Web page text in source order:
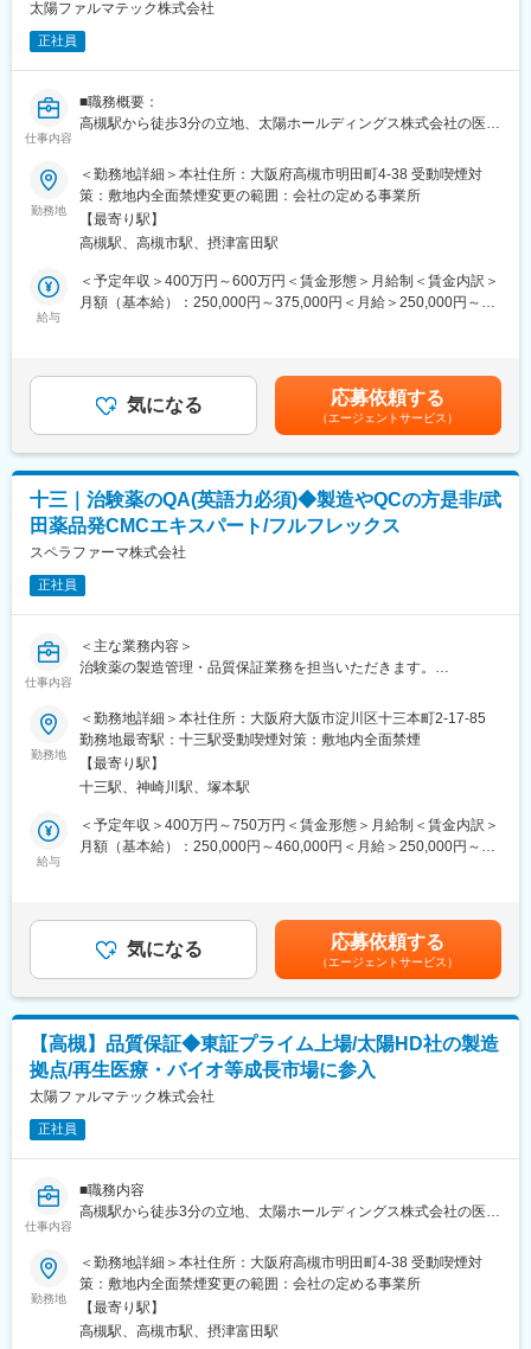
いたします。
【募集背景】
事業拡大にともなう増員。
従来の開発業務の受託業務に加え、今後、商用製造の受託業務を
本格化させるため、中核となる営業担当を募集します。
顧客の課題を直接ヒアリングし、社内の技術部門と連携して提案
を行う営業となります。
低分子医薬品の開発から商用生産において、合成、製剤、分析業
務の広範囲の業務を担っていただきますので、より多くの医薬品
る環境となります。
のCMCエキスパートです。フレキシブルな働き方が可能です。年
間休日126日、フレックスタイム制、充実した福利厚生など、働
きやすい環境が整っています。また、グローバルな顧客対応や試
験プロジェクトへの参加を通じて、スキルアップとキャリアアッ
プが図れる魅力的なポジションです。
変更の範囲：会社の定める業務
太陽ファルマテック株式会社
正社員
仕事内容
■職務概要：
高槻駅から徒歩3分の立地、太陽ホールディングス株式会社の医薬
理下における原材料の 受入試験検査、製造した製品試験、製造環
境調査、バリデーションなどの品質試験業務、 試験検査報告書や
手順書作成、監査対応や教育等を担って頂きます。
■具体的な仕事内容
・医薬品原料の受入試験、包装材料の受入検査
・医薬品の出荷試験、工程試験、安定性試験
・製造及び試験法バリデーション関連業務
・分析機器とコンピューターシステムの管理 業務
■同社について
2019年に太陽ホールディングス株式会社グループに加わった、固
形製剤と注射剤の製造を主要製品として製造受託会社です。高度
なGMP管理のもとに高い品質が求められる医薬品を安定的に供給
しております。
変更の範囲：会社の定める業務
勤務地
＜勤務地詳細＞本社住所：大阪府高槻市明田町4-38 受動喫煙対
策：敷地内全面禁煙変更の範囲：会社の定める事業所
【最寄り駅】
高槻駅、高槻市駅、摂津富田駅
給与
＜予定年収＞400万円～600万円＜賃金形態＞月給制＜賃金内訳＞
月額（基本給）：250,000円～375,000円＜月給＞250,000円～
金額であり、選考を通じて上下する可能性があります。月給(月額)
は固定手当を含めた表記です。
気になる 応募依頼する
（エージェントサービス）
十三｜治験薬のQA(英語力必須)◆製造やQCの方是非/武
田薬品発CMCエキスパート/フルフレックス
スペラファーマ株式会社
正社員
仕事内容
＜主な業務内容＞
治験薬の製造管理・品質保証業務を担当いただきます。
方を求めています。
・担当プロジェクト（治験薬、治験原薬）について、GMP QAの
観点からのプロジェクトの推進サポート
・治験薬の品質保証の遂行
・品質コンプライアンスの監視および改善（品質トラブル対応、
変更管理を含む）
・製造・品質管理書類の照査・確認
心ください。
やコンサルティングを提供）やプロジェクトマネージャーへのキ
ャリアパスが期待できます。
■組織構成：
品質保証部は40代管理職、50代5名、40代3名、30代2名で構成さ
れています。
■企業の特徴／魅力：
当社は武田薬品工業株式会社のCMC研究部門からスピンアウトし
た医薬品CMC研究開発受託会社で、国内最大手の新薬メーカー発
間休日126日、フレックスタイム制、充実した福利厚生など、働
きやすい環境が整っています。また、グローバルな顧客対応や試
験プロジェクトへの参加を通じて、スキルアップとキャリアアッ
プが図れる魅力的なポジションです。
勤務地
＜勤務地詳細＞本社住所：大阪府大阪市淀川区十三本町2-17-85
勤務地最寄駅：十三駅受動喫煙対策：敷地内全面禁煙
【最寄り駅】
十三駅、神崎川駅、塚本駅
給与
＜予定年収＞400万円～750万円＜賃金形態＞月給制＜賃金内訳＞
月額（基本給）：250,000円～460,000円＜月給＞250,000円～
気になる 応募依頼する
（エージェントサービス）
【高槻】品質保証◆東証プライム上場/太陽HD社の製造
拠点/再生医療・バイオ等成長市場に参入
太陽ファルマテック株式会社
正社員
仕事内容
■職務内容
高槻駅から徒歩3分の立地、太陽ホールディングス株式会社の医薬
理業務、 製造管理業務、報告書作成等を担って頂きます。
■具体的な仕事内容
・工場内GMP管理に関する企画および管理 ・医薬品GMPおよび
品質保証、品質管理等の統括管理 ・製造所出荷判定業務 ・薬事対
勤務地
＜勤務地詳細＞本社住所：大阪府高槻市明田町4-38 受動喫煙対
策：敷地内全面禁煙変更の範囲：会社の定める事業所
【最寄り駅】
高槻駅、高槻市駅、摂津富田駅